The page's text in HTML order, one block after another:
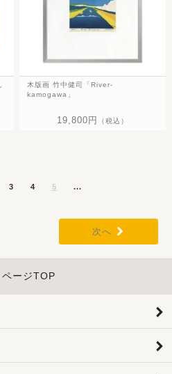
木版画 竹中健司「River-
kamogawa」
19,800円 （税込）
3 4 5 ...
次へ
ページTOP